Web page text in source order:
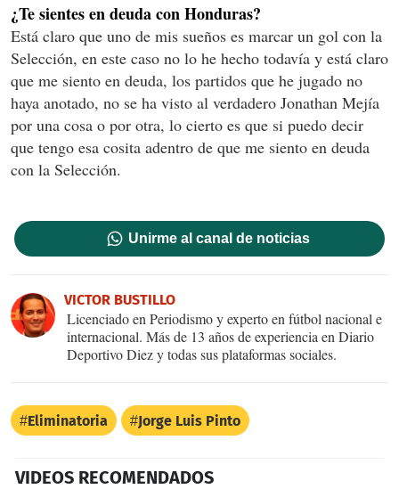
¿Te sientes en deuda con Honduras?
Está claro que uno de mis sueños es marcar un gol con la
Selección, en este caso no lo he hecho todavía y está claro
que me siento en deuda, los partidos que he jugado no
haya anotado, no se ha visto al verdadero Jonathan Mejía
por una cosa o por otra, lo cierto es que si puedo decir
que tengo esa cosita adentro de que me siento en deuda
con la Selección.
Unirme al canal de noticias
VICTOR BUSTILLO
Licenciado en Periodismo y experto en fútbol nacional e
internacional. Más de 13 años de experiencia en Diario
Deportivo Diez y todas sus plataformas sociales.
Eliminatoria Jorge Luis Pinto
VIDEOS RECOMENDADOS